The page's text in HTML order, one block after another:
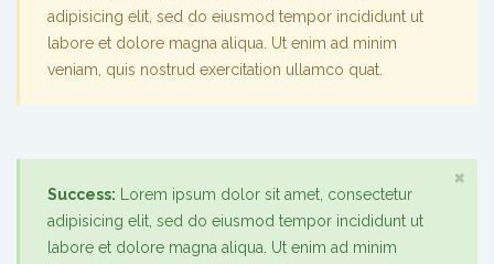
adipisicing elit, sed do eiusmod tempor incididunt ut
labore et dolore magna aliqua. Ut enim ad minim
veniam, quis nostrud exercitation ullamco quat.
Success: Lorem ipsum dolor sit amet, consectetur
adipisicing elit, sed do eiusmod tempor incididunt ut
labore et dolore magna aliqua. Ut enim ad minim
×